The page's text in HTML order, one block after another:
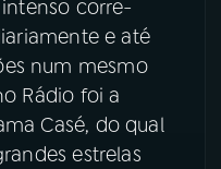
corre-
e até
num mesmo
Rádio foi a
Casé, do qual
estrelas